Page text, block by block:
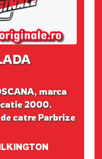
marca
2000.
catre Parbrize